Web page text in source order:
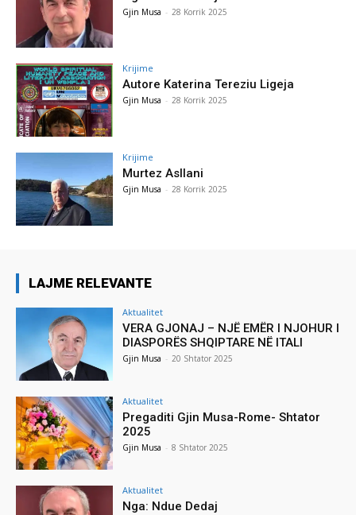
Gjin Musa - 28 Korrik 2025
Krijime
Autore Katerina Tereziu Ligeja
Gjin Musa - 28 Korrik 2025
Krijime
Murtez Asllani
Gjin Musa - 28 Korrik 2025
LAJME RELEVANTE
Aktualitet
VERA GJONAJ – NJË EMËR I NJOHUR I
DIASPORËS SHQIPTARE NË ITALI
Gjin Musa - 20 Shtator 2025
Aktualitet
Pregaditi Gjin Musa-Rome- Shtator
2025
Gjin Musa - 8 Shtator 2025
Aktualitet
Nga: Ndue Dedaj